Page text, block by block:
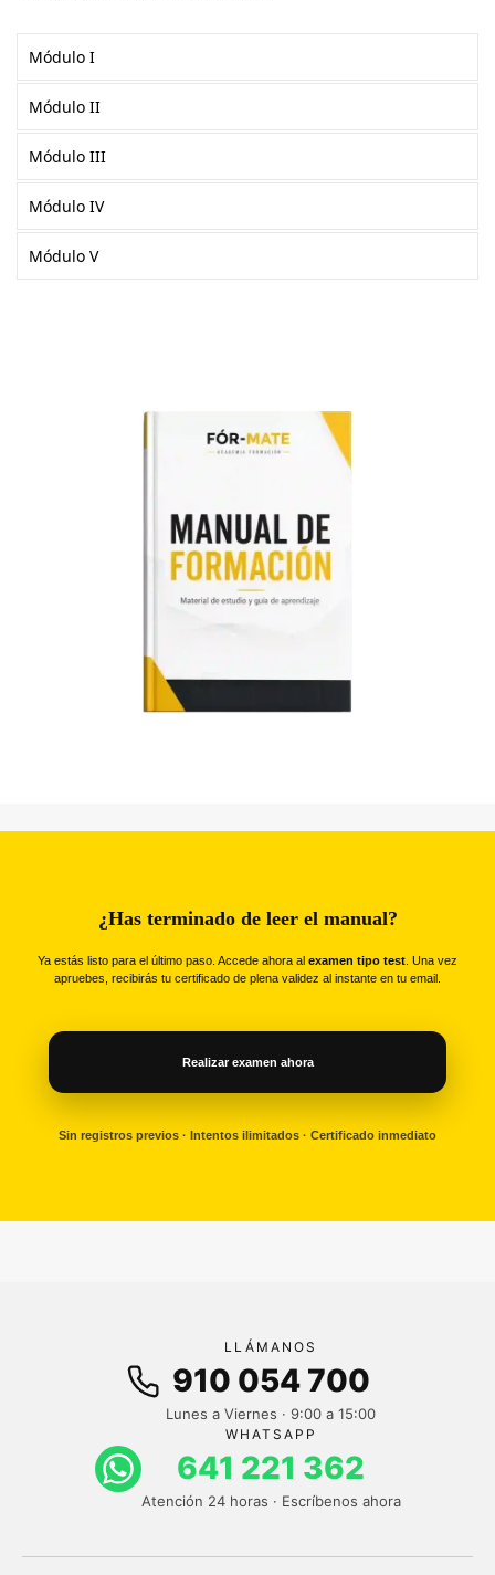
Módulo I
Módulo II
Módulo III
Módulo IV
Módulo V
¿Has terminado de leer el manual?
Ya estás listo para el último paso. Accede ahora al examen tipo test . Una vez
apruebes, recibirás tu certificado de plena validez al instante en tu email.
Realizar examen ahora
Sin registros previos · Intentos ilimitados · Certificado inmediato
LLÁMANOS
910 054 700
Lunes a Viernes · 9:00 a 15:00
WHATSAPP
641 221 362
Atención 24 horas · Escríbenos ahora